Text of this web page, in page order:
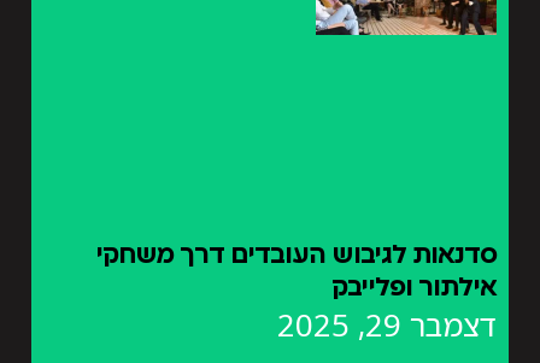
סדנאות לגיבוש העובדים דרך משחקי
אילתור ופלייבק
דצמבר 29, 2025